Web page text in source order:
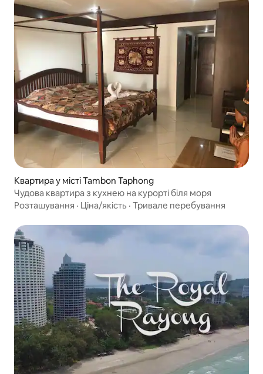
Квартира у місті Tambon Taphong
Чудова квартира з кухнею на курорті біля моря
Розташування · Ціна/якість · Тривале перебування